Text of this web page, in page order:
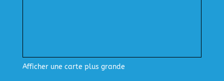
Afficher une carte plus grande